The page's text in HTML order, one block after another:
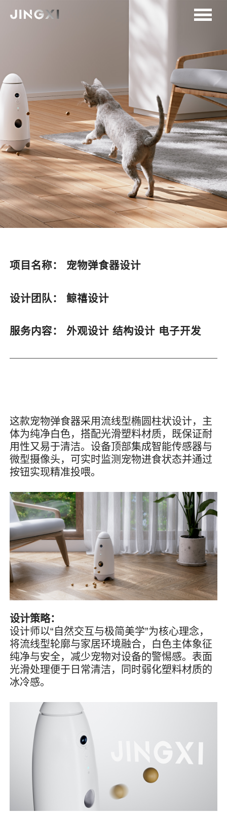
项目名称： 宠物弹食器设计
设计团队： 鲸禧设计
服务内容： 外观设计 结构设计 电子开发
这款宠物弹食器采用流线型椭圆柱状设计，主
体为纯净白色，搭配光滑塑料材质，既保证耐
用性又易于清洁。设备顶部集成智能传感器与
微型摄像头，可实时监测宠物进食状态并通过
按钮实现精准投喂。
设计策略：
设计师以“自然交互与极简美学”为核心理念，
将流线型轮廓与家居环境融合，白色主体象征
纯净与安全，减少宠物对设备的警惕感。表面
光滑处理便于日常清洁，同时弱化塑料材质的
冰冷感。